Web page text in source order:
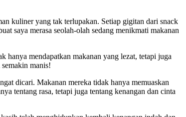
kuliner yang tak terlupakan. Setiap gigitan dari snack
saya merasa seolah-olah sedang menikmati makanan
hanya mendapatkan makanan yang lezat, tetapi juga
manis!
dicari. Makanan mereka tidak hanya memuaskan
tentang rasa, tetapi juga tentang kenangan dan cinta